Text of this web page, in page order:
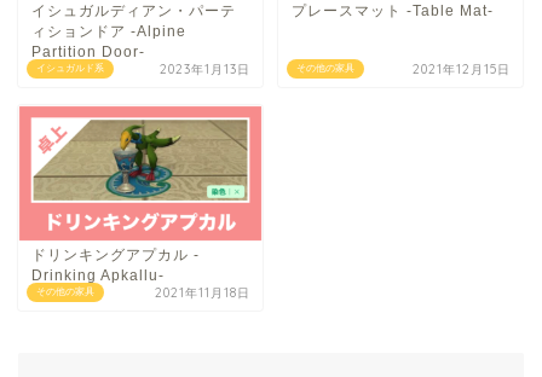
イシュガルド系
イシュガルディアン・パーテ
ィションドア -Alpine
Partition Door-
2023年1月13日 その他の家具
プレースマット -Table Mat-
2021年12月15日
その他の家具
ドリンキングアプカル -
Drinking Apkallu-
2021年11月18日